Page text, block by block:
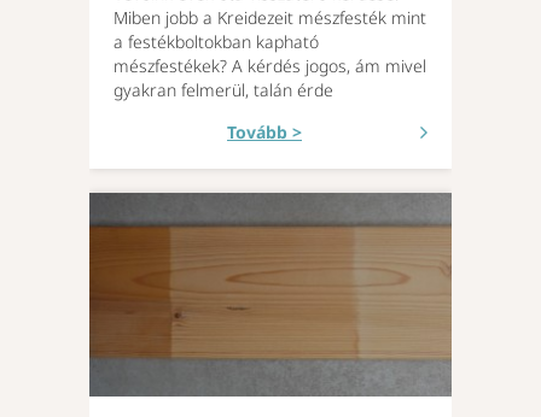
Miben jobb a Kreidezeit mészfesték mint
a festékboltokban kapható
mészfestékek? A kérdés jogos, ám mivel
gyakran felmerül, talán érde
Tovább >